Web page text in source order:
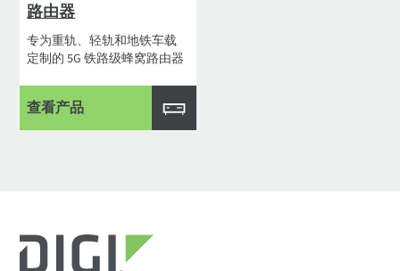
路由器
专为重轨、轻轨和地铁车载
定制的 5G 铁路级蜂窝路由器
查看产品